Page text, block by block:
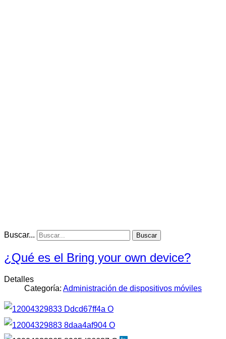
Buscar... Buscar
¿Qué es el Bring your own device?
Detalles
Categoría: Administración de dispositivos móviles